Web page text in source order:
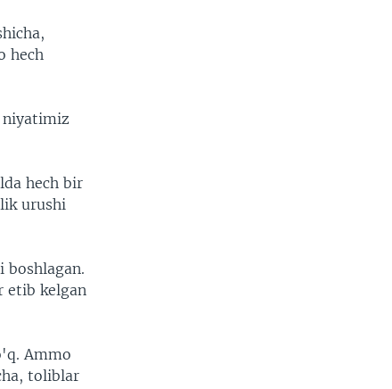
hech
hech bir
urushi
etib kelgan
Ammo
toliblar